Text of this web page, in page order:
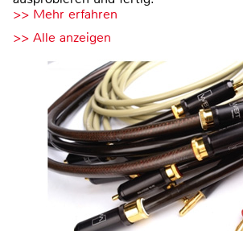
>> Mehr erfahren
>> Alle anzeigen